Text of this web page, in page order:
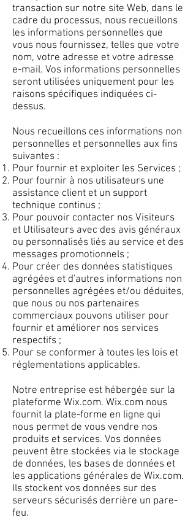
transaction sur notre site Web, dans le
cadre du processus, nous recueillons
les informations personnelles que
vous nous fournissez, telles que votre
nom, votre adresse et votre adresse
e-mail. Vos informations personnelles
seront utilisées uniquement pour les
raisons spécifiques indiquées ci-
dessus.
Nous recueillons ces informations non
personnelles et personnelles aux fins
suivantes :
Pour fournir et exploiter les Services ;
Pour fournir à nos utilisateurs une
assistance client et un support
technique continus ;
Pour pouvoir contacter nos Visiteurs
et Utilisateurs avec des avis généraux
ou personnalisés liés au service et des
messages promotionnels ;
Pour créer des données statistiques
agrégées et d'autres informations non
personnelles agrégées et/ou déduites,
que nous ou nos partenaires
commerciaux pouvons utiliser pour
fournir et améliorer nos services
respectifs ;
Pour se conformer à toutes les lois et
réglementations applicables.
Notre entreprise est hébergée sur la
plateforme Wix.com. Wix.com nous
fournit la plate-forme en ligne qui
nous permet de vous vendre nos
produits et services. Vos données
peuvent être stockées via le stockage
de données, les bases de données et
les applications générales de Wix.com.
Ils stockent vos données sur des
serveurs sécurisés derrière un pare-
feu.